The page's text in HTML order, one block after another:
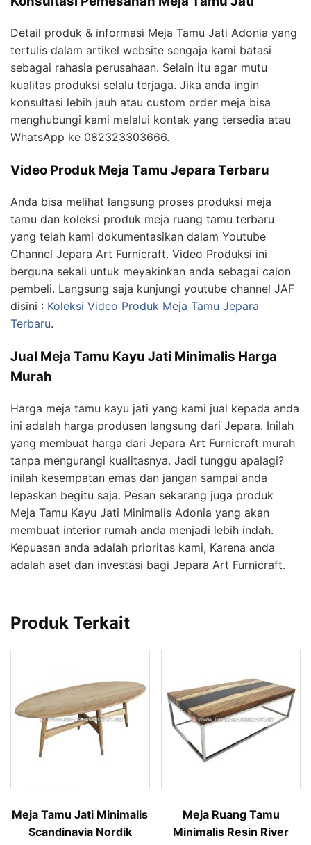
Detail produk & informasi Meja Tamu Jati Adonia yang
tertulis dalam artikel website sengaja kami batasi
sebagai rahasia perusahaan. Selain itu agar mutu
kualitas produksi selalu terjaga. Jika anda ingin
konsultasi lebih jauh atau custom order meja bisa
menghubungi kami melalui kontak yang tersedia atau
WhatsApp ke 082323303666.
Video Produk Meja Tamu Jepara Terbaru
Anda bisa melihat langsung proses produksi meja
tamu dan koleksi produk meja ruang tamu terbaru
yang telah kami dokumentasikan dalam Youtube
Channel Jepara Art Furnicraft. Video Produksi ini
berguna sekali untuk meyakinkan anda sebagai calon
pembeli. Langsung saja kunjungi youtube channel JAF
disini : Koleksi Video Produk Meja Tamu Jepara
Terbaru.
Jual Meja Tamu Kayu Jati Minimalis Harga
Murah
Harga meja tamu kayu jati yang kami jual kepada anda
ini adalah harga produsen langsung dari Jepara. Inilah
yang membuat harga dari Jepara Art Furnicraft murah
tanpa mengurangi kualitasnya. Jadi tunggu apalagi?
inilah kesempatan emas dan jangan sampai anda
lepaskan begitu saja. Pesan sekarang juga produk
Meja Tamu Kayu Jati Minimalis Adonia yang akan
membuat interior rumah anda menjadi lebih indah.
Kepuasan anda adalah prioritas kami, Karena anda
adalah aset dan investasi bagi Jepara Art Furnicraft.
Produk Terkait
Meja Tamu Jati Minimalis
Scandinavia Nordik
Meja Ruang Tamu
Minimalis Resin River